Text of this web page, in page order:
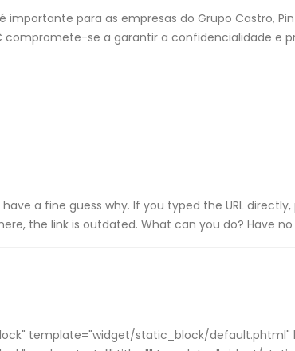
importante para as empresas do Grupo Castro,
compromete-se a garantir a confidencialidade e
a fine guess why. If you typed the URL
the link is outdated. What can you do? Have no
template="widget/static_block/default.phtml"